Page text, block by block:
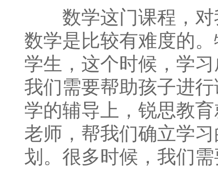
数学这门课程，对
数学是比较有难度的
学生，这个时候，学
我们需要帮助孩子进
学的辅导上，锐思教
老师，帮我们确立学
划。很多时候，我们